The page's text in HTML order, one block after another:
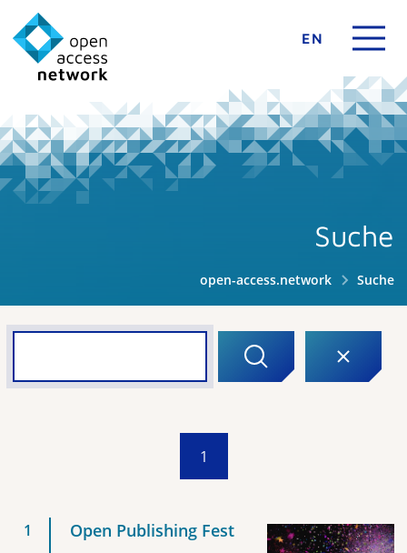
EN
Suche
open-access.network Suche
1
Open Publishing Fest